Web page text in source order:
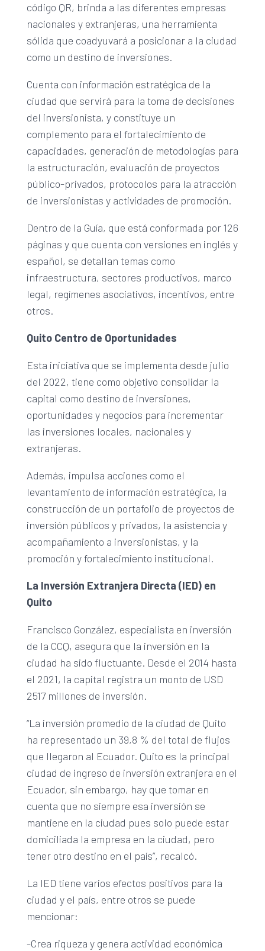
código QR, brinda a las diferentes empresas
nacionales y extranjeras, una herramienta
sólida que coadyuvará a posicionar a la ciudad
como un destino de inversiones.
Cuenta con información estratégica de la
ciudad que servirá para la toma de decisiones
del inversionista, y constituye un
complemento para el fortalecimiento de
capacidades, generación de metodologías para
la estructuración, evaluación de proyectos
público-privados, protocolos para la atracción
de inversionistas y actividades de promoción.
Dentro de la Guía, que está conformada por 126
páginas y que cuenta con versiones en inglés y
español, se detallan temas como
infraestructura, sectores productivos, marco
legal, regímenes asociativos, incentivos, entre
otros.
Quito Centro de Oportunidades
Esta iniciativa que se implementa desde julio
del 2022, tiene como objetivo consolidar la
capital como destino de inversiones,
oportunidades y negocios para incrementar
las inversiones locales, nacionales y
extranjeras.
Además, impulsa acciones como el
levantamiento de información estratégica, la
construcción de un portafolio de proyectos de
inversión públicos y privados, la asistencia y
acompañamiento a inversionistas, y la
promoción y fortalecimiento institucional.
La Inversión Extranjera Directa (IED) en
Quito
Francisco González, especialista en inversión
de la CCQ, asegura que la inversión en la
ciudad ha sido fluctuante. Desde el 2014 hasta
el 2021, la capital registra un monto de USD
2517 millones de inversión.
“La inversión promedio de la ciudad de Quito
ha representado un 39,8 % del total de flujos
que llegaron al Ecuador. Quito es la principal
ciudad de ingreso de inversión extranjera en el
Ecuador, sin embargo, hay que tomar en
cuenta que no siempre esa inversión se
mantiene en la ciudad pues solo puede estar
domiciliada la empresa en la ciudad, pero
tener otro destino en el país”, recalcó.
La IED tiene varios efectos positivos para la
ciudad y el país, entre otros se puede
mencionar:
-Crea riqueza y genera actividad económica